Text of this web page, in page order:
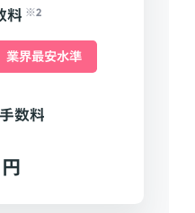
料 ※2
業界最安水準
数料
円